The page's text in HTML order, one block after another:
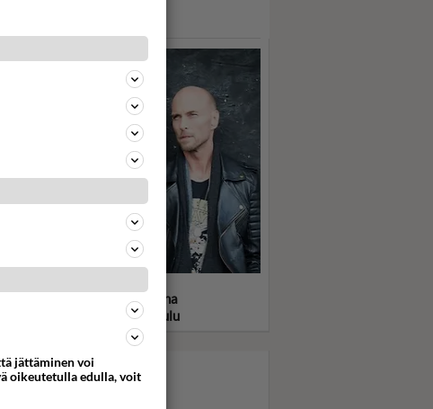
kaksoset 80-luvulta? Takana
28 v. välirikko ja mykkäkoulu
jättäminen voi
oikeutetulla edulla, voit